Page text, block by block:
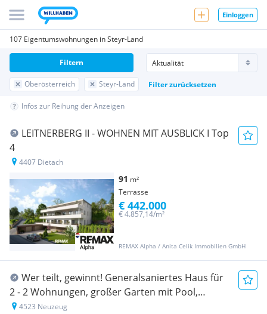
Einloggen
107 Eigentumswohnungen in Steyr-Land
Oberösterreich Steyr-Land Filter zurücksetzen
Filtern
Infos zur Reihung der Anzeigen
LEITNERBERG II - WOHNEN MIT AUSBLICK I Top
4
4407 Dietach
91 m²
Terrasse
REMAX Alpha / Anita Celik Immobilien GmbH
€ 4.857,14/m²
€ 442.000
Wer teilt, gewinnt! Generalsaniertes Haus für
2 - 2 Wohnungen, großer Garten mit Pool,
Poolhaus - ideal für Großfamilien,
4523 Neuzeug